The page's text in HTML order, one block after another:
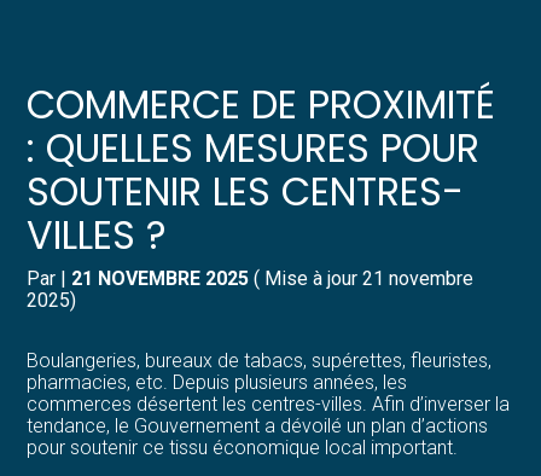
Gérer votre quotidien
Piloter votre entreprise
Développer votre entreprise
Construire votre patrimoine
Structurer votre croissance
Être prêt pour la facturation
électronique
Suivre votre comptabilité
Gérer vos ressources humaines
Dématérialiser vos documents
COMMERCE DE PROXIMITÉ
: QUELLES MESURES POUR
SOUTENIR LES CENTRES-
VILLES ?
Par | 21 NOVEMBRE 2025 ( Mise à jour 21 novembre
2025)
Boulangeries, bureaux de tabacs, supérettes, fleuristes,
pharmacies, etc. Depuis plusieurs années, les
commerces désertent les centres-villes. Afin d’inverser la
tendance, le Gouvernement a dévoilé un plan d’actions
pour soutenir ce tissu économique local important.